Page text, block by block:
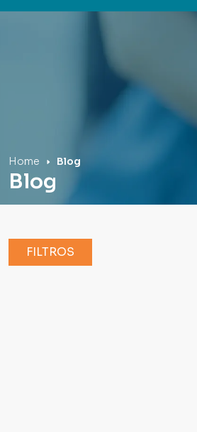
Home Blog
Blog
FILTROS